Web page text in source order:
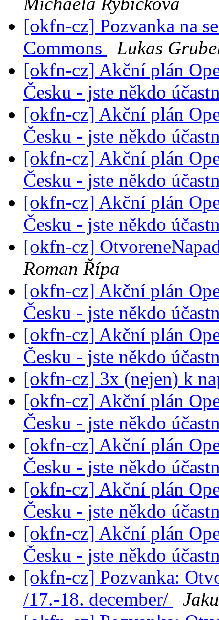
[okfn-cz] Pozvanka na
Commons
Lukas
[okfn-cz] Akční plán
Česku - jste někdo
[okfn-cz] Akční plán
Česku - jste někdo
[okfn-cz] Akční plán
Česku - jste někdo
[okfn-cz] Akční plán
Česku - jste někdo
[okfn-cz]
Roman Řípa
[okfn-cz] Akční plán
Česku - jste někdo
[okfn-cz] Akční plán
Česku - jste někdo
[okfn-cz] 3x (nejen) k
[okfn-cz] Akční plán
Česku - jste někdo
[okfn-cz] Akční plán
Česku - jste někdo
[okfn-cz] Akční plán
Česku - jste někdo
[okfn-cz] Akční plán
Česku - jste někdo
[okfn-cz] Pozvanka:
/17.-18. december/